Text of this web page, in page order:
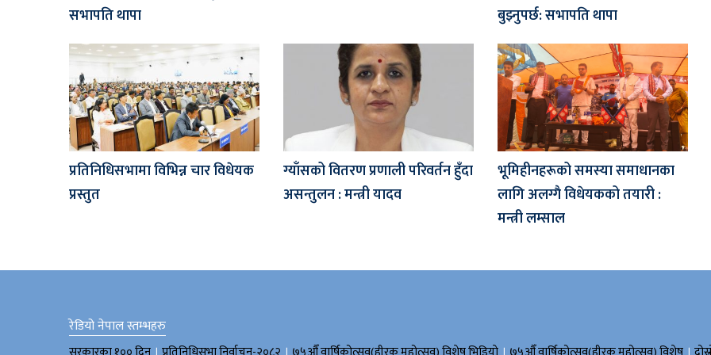
सभापति थापा
बुझ्नुपर्छ: सभापति थापा
प्रतिनिधिसभामा विभिन्न चार विधेयक
प्रस्तुत
ग्याँसको वितरण प्रणाली परिवर्तन हुँदा
असन्तुलन : मन्त्री यादव
भूमिहीनहरूको समस्या समाधानका
लागि अलग्गै विधेयकको तयारी :
मन्त्री लम्साल
रेडियो नेपाल स्तम्भहरु